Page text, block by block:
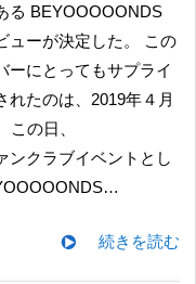
る BEYOOOOONDS
ューが決定した。 この
ーにとってもサプライ
れたのは、2019年４月
この日、
ンクラブイベントとし
続きを読む